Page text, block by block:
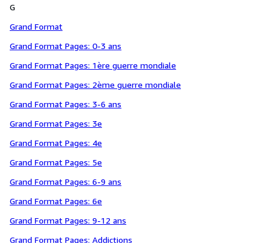
G
Grand Format
Grand Format Pages: 0-3 ans
Grand Format Pages: 1ère guerre mondiale
Grand Format Pages: 2ème guerre mondiale
Grand Format Pages: 3-6 ans
Grand Format Pages: 3e
Grand Format Pages: 4e
Grand Format Pages: 5e
Grand Format Pages: 6-9 ans
Grand Format Pages: 6e
Grand Format Pages: 9-12 ans
Grand Format Pages: Addictions